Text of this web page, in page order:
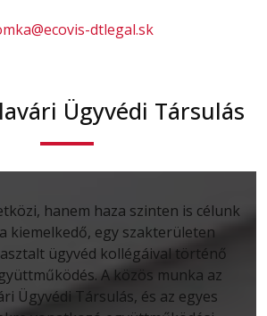
dtlegal.sk
Ügyvédi Társulás
hanem haza szinten is célunk
kiemelkedő, egy szakterületen
ügyvéd kollégáival történő
A közös munka az
Ügyvédi Társulás, és az egyes